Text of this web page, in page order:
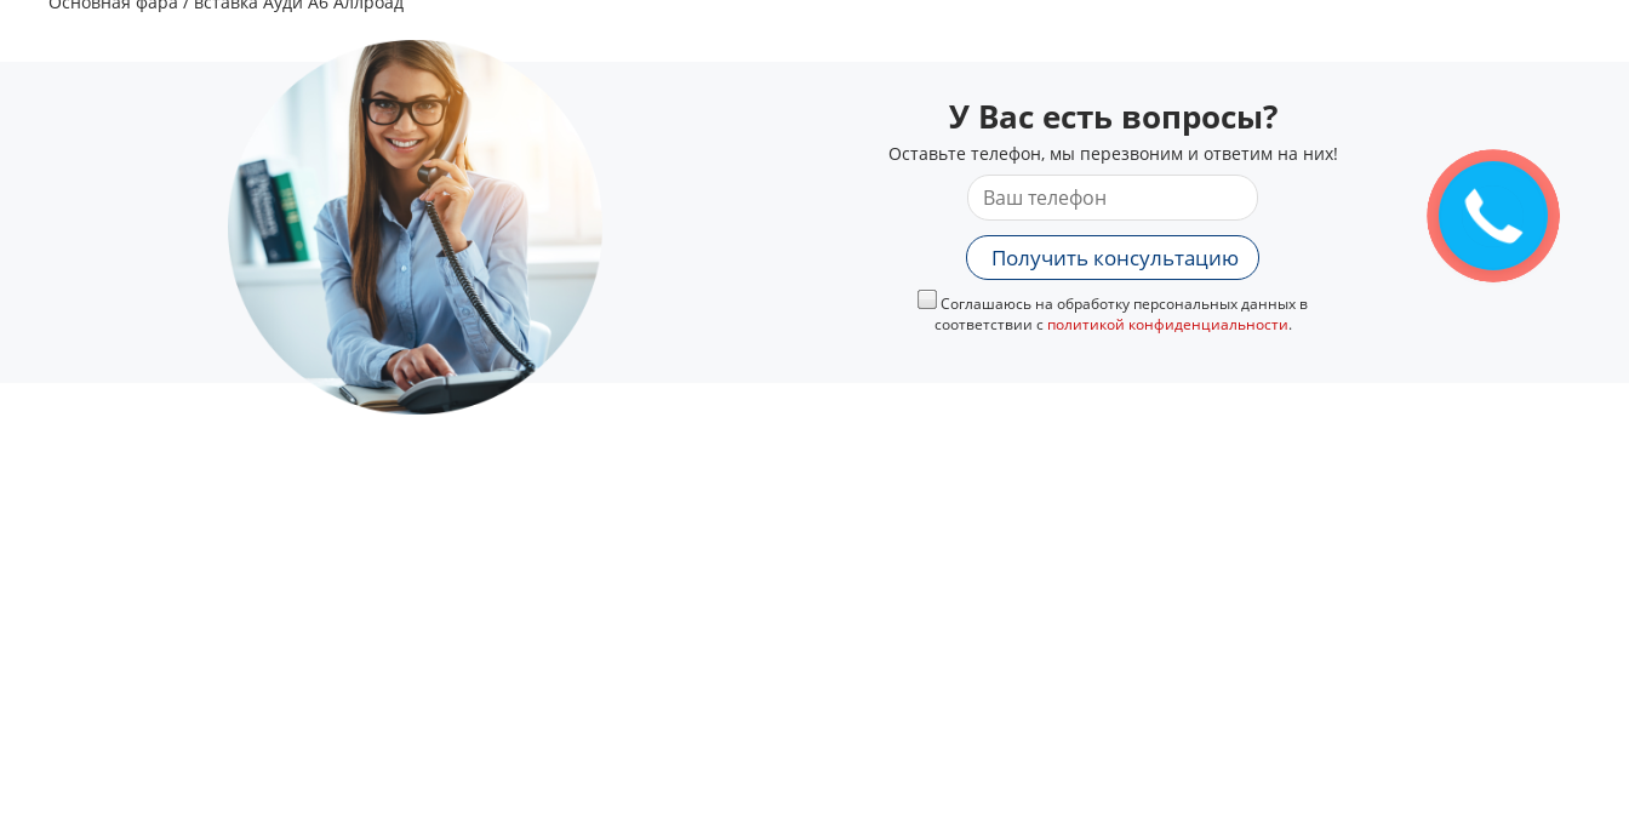
У Вас есть вопросы?
Оставьте телефон, мы перезвоним и ответим на них!
Получить консультацию
Соглашаюсь на обработку персональных данных в
соответствии с политикой конфиденциальности.